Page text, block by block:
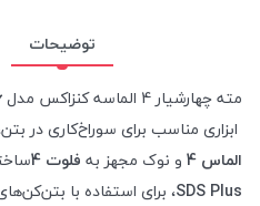
توضیحات
مته چهارشیار 4 الماسه کنزاکس مدل
ابزاری مناسب برای سوراخ‌کاری در
4 فلوت و نوک مجهز به 4 الماس
، برای استفاده باSDS Plus